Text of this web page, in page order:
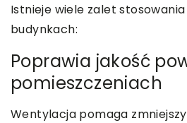
Istnieje wiele zalet
budynkach:
Poprawia jakość
pomieszczeniach
Wentylacja pomaga